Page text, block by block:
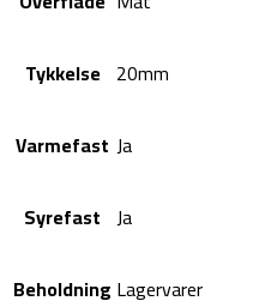
Tykkelse 20mm
Varmefast Ja
Syrefast Ja
Beholdning Lagervarer